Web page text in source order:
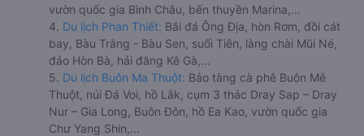
vườn quốc gia Bình Châu, bến thuyền Marina,...
4. Du lịch Phan Thiết: Bãi đá Ông Địa, hòn Rơm, đồi cát
bay, Bàu Trắng - Bàu Sen, suối Tiên, làng chài Mũi Né,
đảo Hòn Bà, hải đăng Kê Gà,...
5. Du lịch Buôn Ma Thuột: Bảo tàng cà phê Buôn Mê
Thuột, núi Đá Voi, hồ Lắk, cụm 3 thác Dray Sap – Dray
Nur – Gia Long, Buôn Đôn, hồ Ea Kao, vườn quốc gia
Chư Yang Shin,...